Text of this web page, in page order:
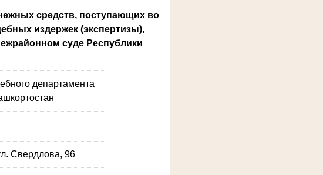
средств, поступающих во
издержек (экспертизы),
суде Республики
департамента
Свердлова, 96